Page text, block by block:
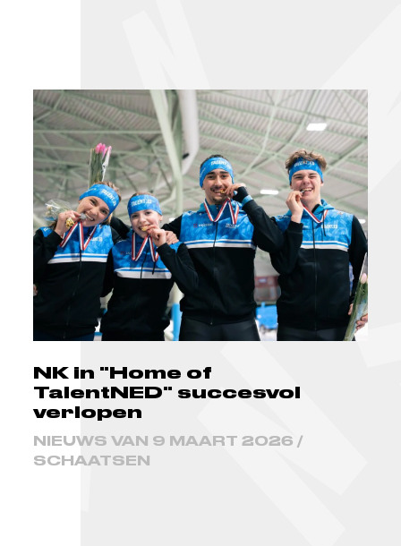
NK in "Home of
TalentNED" succesvol
verlopen
NIEUWS VAN 9 MAART 2026 /
SCHAATSEN